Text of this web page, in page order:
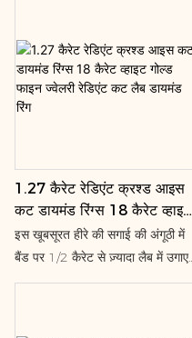
टिकाऊपन और आकर्षक लुक। डिज़ाइन:
क्लासिक एंगेजमेंट रिंग स्टाइल, जिसमें एक
शानदार सेंटर स्टोन है, जो खास मौकों और
और प्रतिज्ञाओं के लिए आदर्श, यह एक
सार्थक आभूषण है। उच्च गुणवत्ता वाली
कारीगरी: सटीक रूप से कटा हुआ पत्थर
और सावधानीपूर्वक निर्मित सेटिंग लंबे समय
तक चलने वाली सुंदरता और टिकाऊपन
सुनिश्चित करती है।
1.27 कैरेट रेडिएंट क्रश्ड आइस
कट डायमंड रिंग्स 18 कैरेट व्हाइट
गोल्ड फाइन ज्वेलरी रेडिएंट कट लैब
डायमंड रिंग
इस खूबसूरत हीरे की सगाई की अंगूठी में
बैंड पर 1/2 कैरेट से ज़्यादा लैब में उगाए
गए हीरे जड़े हुए हैं। बीच का रत्न एक